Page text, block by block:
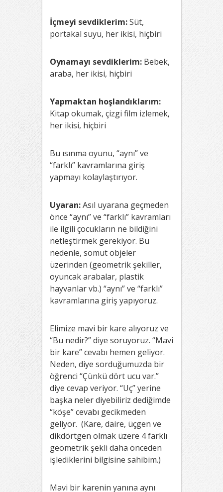
İçmeyi sevdiklerim:Süt,
portakal suyu, her ikisi, hiçbiri
Oynamayı sevdiklerim:Bebek,
araba, her ikisi, hiçbiri
Yapmaktan hoşlandıklarım:
Kitap okumak, çizgi film izlemek,
her ikisi, hiçbiri
Bu ısınma oyunu, “aynı” ve
“farklı” kavramlarına giriş
yapmayı kolaylaştırıyor.
Uyaran:Asıl uyarana geçmeden
önce “aynı” ve “farklı” kavramları
ile ilgili çocukların ne bildiğini
netleştirmek gerekiyor. Bu
nedenle, somut objeler
üzerinden (geometrik şekiller,
oyuncak arabalar, plastik
hayvanlar vb.) “aynı” ve “farklı”
kavramlarına giriş yapıyoruz.
Elimize mavi bir kare alıyoruz ve
“Bu nedir?” diye soruyoruz. “Mavi
bir kare” cevabı hemen geliyor.
Neden, diye sorduğumuzda bir
öğrenci “Çünkü dört ucu var.”
diye cevap veriyor. “Uç” yerine
başka neler diyebiliriz dediğimde
“köşe” cevabı gecikmeden
geliyor. (Kare, daire, üçgen ve
dikdörtgen olmak üzere 4 farklı
geometrik şekli daha önceden
işlediklerini bilgisine sahibim.)
Mavi bir karenin yanına aynı